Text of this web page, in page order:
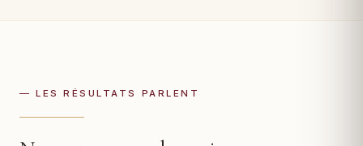
— LES RÉSULTATS PARLENT